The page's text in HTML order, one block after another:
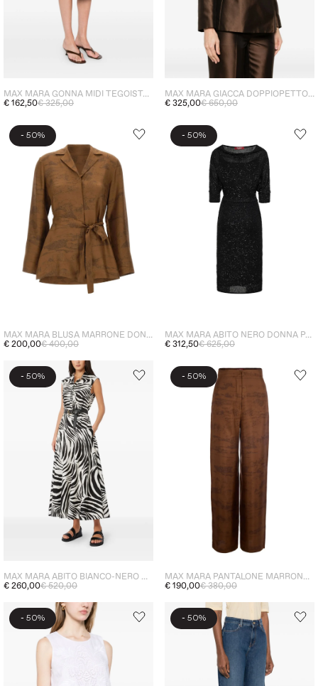
MAX MARA GONNA MIDI TEGOISTA DONNA MARRONE
€ 162,50€ 325,00
MAX MARA GIACCA DOPPIOPETTO DONNA MARRONE
€ 325,00€ 650,00
- 50%
MAX MARA BLUSA MARRONE DONNA ABITURO
€ 200,00€ 400,00
- 50%
MAX MARA ABITO NERO DONNA PAILLETTES
€ 312,50€ 625,00
- 50%
MAX MARA ABITO BIANCO-NERO DONNA ZEBRATO
€ 260,00€ 520,00
- 50%
MAX MARA PANTALONE MARRONE DONNA VITA ALTA
€ 190,00€ 380,00
- 50% - 50%